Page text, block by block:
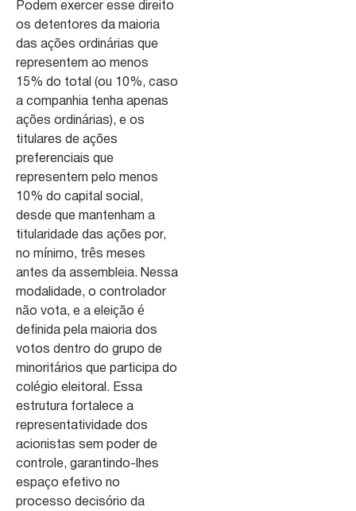
Podem exercer esse direito
os detentores da maioria
das ações ordinárias que
representem ao menos
15% do total (ou 10%, caso
a companhia tenha apenas
ações ordinárias), e os
titulares de ações
preferenciais que
representem pelo menos
10% do capital social,
desde que mantenham a
titularidade das ações por,
no mínimo, três meses
antes da assembleia. Nessa
modalidade, o controlador
não vota, e a eleição é
definida pela maioria dos
votos dentro do grupo de
minoritários que participa do
colégio eleitoral. Essa
estrutura fortalece a
representatividade dos
acionistas sem poder de
controle, garantindo-lhes
espaço efetivo no
processo decisório da